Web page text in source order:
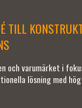
TILL
och varumärket i
lösning med